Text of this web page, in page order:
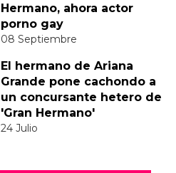
Hermano, ahora actor
porno gay
08 Septiembre
El hermano de Ariana
Grande pone cachondo a
un concursante hetero de
'Gran Hermano'
24 Julio